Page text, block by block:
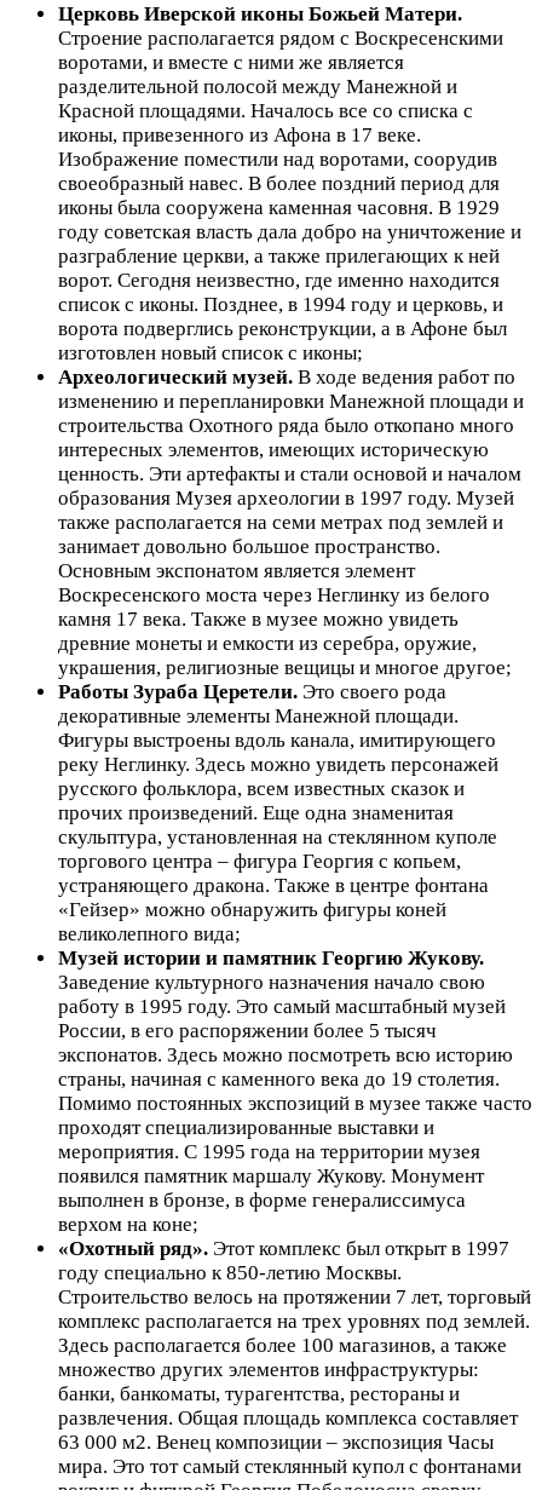
Церковь Иверской иконы Божьей Матери.
Строение располагается рядом с Воскресенскими
воротами, и вместе с ними же является
разделительной полосой между Манежной и
Красной площадями. Началось все со списка с
иконы, привезенного из Афона в 17 веке.
Изображение поместили над воротами, соорудив
своеобразный навес. В более поздний период для
иконы была сооружена каменная часовня. В 1929
году советская власть дала добро на уничтожение и
разграбление церкви, а также прилегающих к ней
ворот. Сегодня неизвестно, где именно находится
список с иконы. Позднее, в 1994 году и церковь, и
ворота подверглись реконструкции, а в Афоне был
изготовлен новый список с иконы;
Археологический музей. В ходе ведения работ по
изменению и перепланировки Манежной площади и
строительства Охотного ряда было откопано много
интересных элементов, имеющих историческую
ценность. Эти артефакты и стали основой и началом
образования Музея археологии в 1997 году. Музей
также располагается на семи метрах под землей и
занимает довольно большое пространство.
Основным экспонатом является элемент
Воскресенского моста через Неглинку из белого
камня 17 века. Также в музее можно увидеть
древние монеты и емкости из серебра, оружие,
украшения, религиозные вещицы и многое другое;
Работы Зураба Церетели. Это своего рода
декоративные элементы Манежной площади.
Фигуры выстроены вдоль канала, имитирующего
реку Неглинку. Здесь можно увидеть персонажей
русского фольклора, всем известных сказок и
прочих произведений. Еще одна знаменитая
скульптура, установленная на стеклянном куполе
торгового центра – фигура Георгия с копьем,
устраняющего дракона. Также в центре фонтана
«Гейзер» можно обнаружить фигуры коней
великолепного вида;
Музей истории и памятник Георгию Жукову.
Заведение культурного назначения начало свою
работу в 1995 году. Это самый масштабный музей
России, в его распоряжении более 5 тысяч
экспонатов. Здесь можно посмотреть всю историю
страны, начиная с каменного века до 19 столетия.
Помимо постоянных экспозиций в музее также часто
проходят специализированные выставки и
мероприятия. С 1995 года на территории музея
появился памятник маршалу Жукову. Монумент
выполнен в бронзе, в форме генералиссимуса
верхом на коне;
«Охотный ряд». Этот комплекс был открыт в 1997
году специально к 850-летию Москвы.
Строительство велось на протяжении 7 лет, торговый
комплекс располагается на трех уровнях под землей.
Здесь располагается более 100 магазинов, а также
множество других элементов инфраструктуры:
банки, банкоматы, турагентства, рестораны и
развлечения. Общая площадь комплекса составляет
63 000 м2. Венец композиции – экспозиция Часы
мира. Это тот самый стеклянный купол с фонтанами